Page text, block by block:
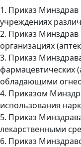
1. Приказ
учреждениях
2. Приказ Минздрав
организациях
3. Приказ
фармацевтических
обладающими
4. Приказом
использования
5. Приказ
лекарственными
6. Приказ